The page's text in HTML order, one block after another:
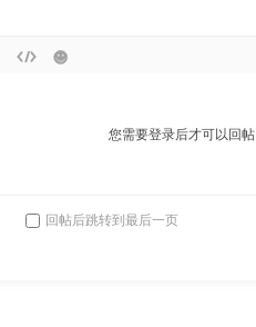
您需要登录后才可以回帖
回帖后跳转到最后一页